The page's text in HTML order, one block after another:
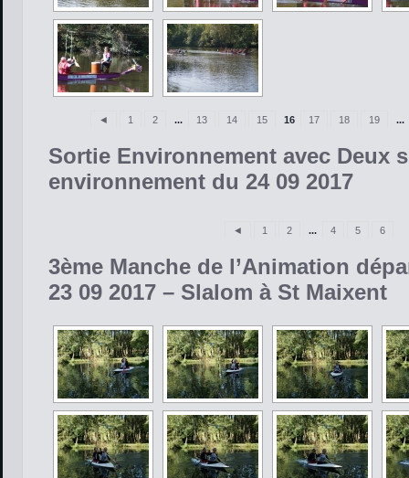
◄ 1 2 ... 13 14 15 16 17 18 19 ...
Sortie Environnement avec Deux
environnement du 24 09 2017
◄ 1 2 ... 4 5 6
3ème Manche de l’Animation
23 09 2017 – Slalom à St Maixent